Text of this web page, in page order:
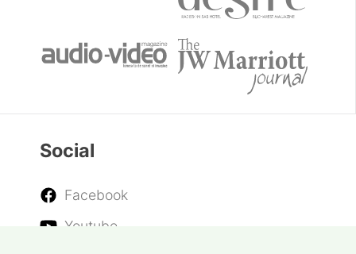
Social
Facebook
Youtube